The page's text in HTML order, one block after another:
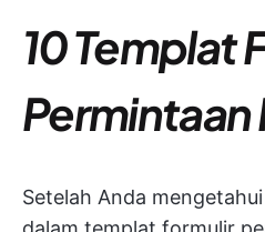
10 Templat
Permintaan
Setelah Anda